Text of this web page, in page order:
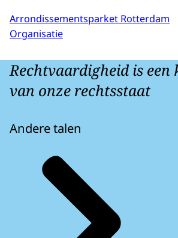
Arrondissementsparket Rotterdam
Organisatie
Rechtvaardigheid is een
van onze rechtsstaat
Andere talen